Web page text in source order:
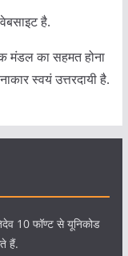
है.
मंडल का सहमत होना
स्वयं उत्तरदायी है.
10 फॉण्ट से यूनिकोड
हैं.